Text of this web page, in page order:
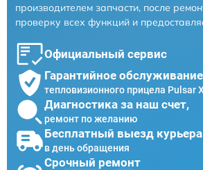
производителем запчасти, после
проверку всех функций и
Официальный сервис
Гарантийное обслуживание
тепловизионного прицела Pulsar
Диагностика за наш счет,
ремонт по желанию
Бесплатный выезд курьера
в день обращения
Срочный ремонт